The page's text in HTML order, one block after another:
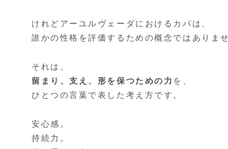
けれどアーユルヴェーダにおけるカパは、
誰かの性格を評価するための概念ではありませ
それは、
留まり、支え、形を保つための力 を、
ひとつの言葉で表した考え方です。
安心感。
持続力。